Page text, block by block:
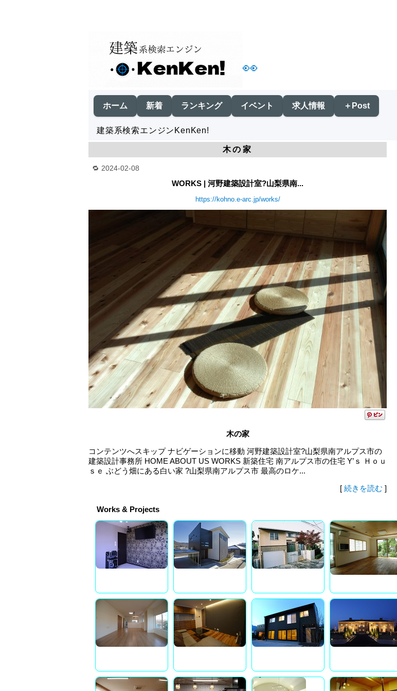
👀
ホーム 新着 ランキング イベント 求人情報 ＋Post
建築系検索エンジンKenKen!
木の家
2024-02-08
WORKS | 河野建築設計室?山梨県南...
https://kohno.e-arc.jp/works/
木の家
コンテンツへスキップ ナビゲーションに移動 河野建築設計室?山梨県南アルプス市の
建築設計事務所 HOME ABOUT US WORKS 新築住宅 南アルプス市の住宅 Y’ｓ Ｈｏｕ
ｓｅ ぶどう畑にある白い家 ?山梨県南アルプス市 最高のロケ...
[ 続きを読む ]
Works & Projects